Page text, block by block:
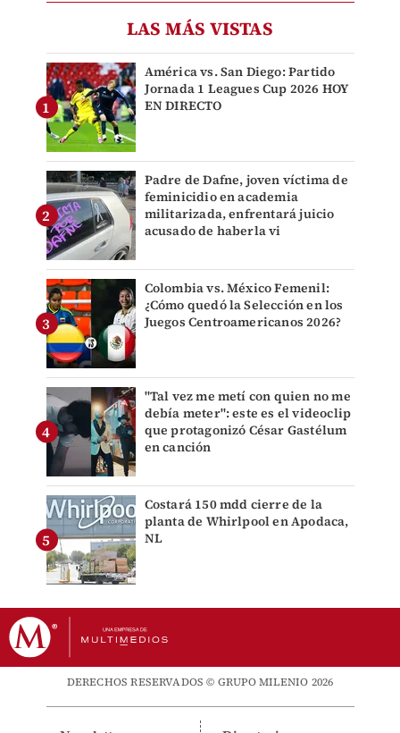
LAS MÁS VISTAS
América vs. San Diego: Partido
Jornada 1 Leagues Cup 2026 HOY
EN DIRECTO
Padre de Dafne, joven víctima de
feminicidio en academia
militarizada, enfrentará juicio
acusado de haberla vi
Colombia vs. México Femenil:
¿Cómo quedó la Selección en los
Juegos Centroamericanos 2026?
"Tal vez me metí con quien no me
debía meter": este es el videoclip
que protagonizó César Gastélum
en canción
Costará 150 mdd cierre de la
planta de Whirlpool en Apodaca,
NL
DERECHOS RESERVADOS © GRUPO MILENIO 2026